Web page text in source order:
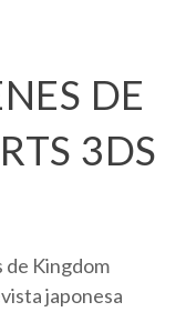
DE
3DS
de Kingdom
japonesa